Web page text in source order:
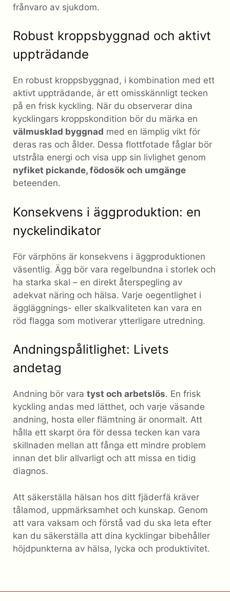
frånvaro av sjukdom.
Robust kroppsbyggnad och aktivt
uppträdande
En robust kroppsbyggnad, i kombination med ett
aktivt uppträdande, är ett omisskännligt tecken
på en frisk kyckling. När du observerar dina
kycklingars kroppskondition bör du märka en
välmusklad byggnad med en lämplig vikt för
deras ras och ålder. Dessa flottfotade fåglar bör
utstråla energi och visa upp sin livlighet genom
nyfiket pickande, födosök och umgänge
beteenden.
Konsekvens i äggproduktion: en
nyckelindikator
För värphöns är konsekvens i äggproduktionen
väsentlig. Ägg bör vara regelbundna i storlek och
ha starka skal – en direkt återspegling av
adekvat näring och hälsa. Varje oegentlighet i
äggläggnings- eller skalkvaliteten kan vara en
röd flagga som motiverar ytterligare utredning.
Andningspålitlighet: Livets
andetag
Andning bör vara tyst och arbetslös. En frisk
kyckling andas med lätthet, och varje väsande
andning, hosta eller flämtning är onormalt. Att
hålla ett skarpt öra för dessa tecken kan vara
skillnaden mellan att fånga ett mindre problem
innan det blir allvarligt och att missa en tidig
diagnos.
Att säkerställa hälsan hos ditt fjäderfä kräver
tålamod, uppmärksamhet och kunskap. Genom
att vara vaksam och förstå vad du ska leta efter
kan du säkerställa att dina kycklingar bibehåller
höjdpunkterna av hälsa, lycka och produktivitet.